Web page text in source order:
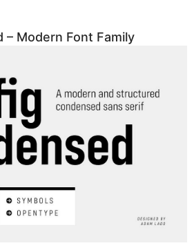
– Modern Font Family